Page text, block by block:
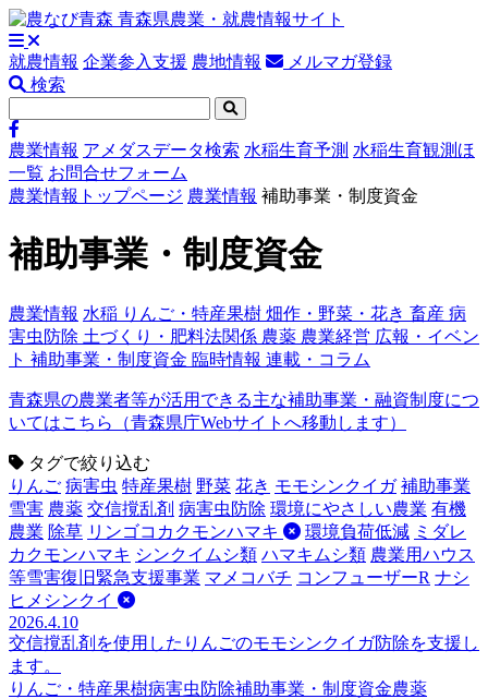
就農情報 企業参入支援 農地情報
メルマガ登録
検索
農業情報 アメダスデータ検索 水稲生育予測 水稲生育観測ほ
一覧 お問合せフォーム
農業情報トップページ 農業情報 補助事業・制度資金
補助事業・制度資金
農業情報 水稲 りんご・特産果樹 畑作・野菜・花き 畜産 病
害虫防除 土づくり・肥料法関係 農薬 農業経営 広報・イベン
ト 補助事業・制度資金 臨時情報 連載・コラム
青森県の農業者等が活用できる主な補助事業・融資制度につ
いてはこちら（青森県庁Webサイトへ移動します）
タグで絞り込む
りんご 病害虫 特産果樹 野菜 花き モモシンクイガ 補助事業
雪害 農薬 交信撹乱剤 病害虫防除 環境にやさしい農業 有機
農業 除草 リンゴコカクモンハマキ 環境負荷低減 ミダレ
カクモンハマキ シンクイムシ類 ハマキムシ類 農業用ハウス
等雪害復旧緊急支援事業 マメコバチ コンフューザーR ナシ
ヒメシンクイ
2026.4.10
交信撹乱剤を使用したりんごのモモシンクイガ防除を支援し
ます。
りんご・特産果樹病害虫防除補助事業・制度資金農薬